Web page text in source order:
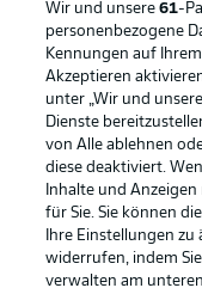
Rechtliche
Datenschutz
Broadcaster
Jobs
Partner
Wir und unsere61-
personenbezogene
Kennungen auf
Akzeptieren
unter „Wir und
Dienste
von Alle ablehnen
diese deaktiviert.
Inhalte und
für Sie. Sie können
Ihre Einstellungen
widerrufen, indem
verwalten am